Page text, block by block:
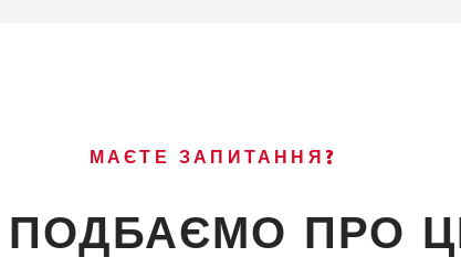
МАЄТЕ ЗАПИТАННЯ?
ПРО